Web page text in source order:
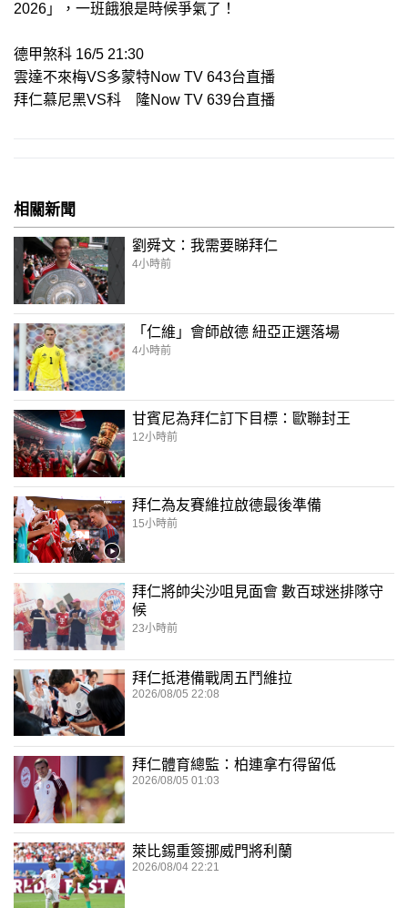
2026」，一班餓狼是時候爭氣了！
德甲煞科 16/5 21:30
雲達不來梅VS多蒙特Now TV 643台直播
拜仁慕尼黑VS科 隆Now TV 639台直播
相關新聞
劉舜文：我需要睇拜仁
4小時前
「仁維」會師啟德 紐亞正選落場
4小時前
甘賓尼為拜仁訂下目標：歐聯封王
12小時前
拜仁為友賽維拉啟德最後準備
15小時前
拜仁將帥尖沙咀見面會 數百球迷排隊守
候
23小時前
拜仁抵港備戰周五鬥維拉
2026/08/05 22:08
拜仁體育總監：柏連拿冇得留低
2026/08/05 01:03
萊比錫重簽挪威門將利蘭
2026/08/04 22:21